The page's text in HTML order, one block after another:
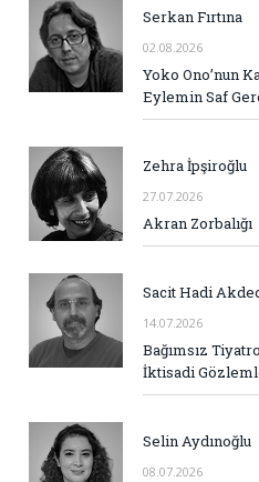
Serkan Fırtına
02.08.2026
Yoko Ono’nun
Eylemin Saf
Zehra İpşiroğlu
27.07.2026
Akran Zorbalığı
Sacit Hadi
14.07.2026
Bağımsız
İktisadi
Selin Aydınoğlu
08.07.2026